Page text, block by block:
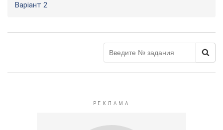
Варіант 2